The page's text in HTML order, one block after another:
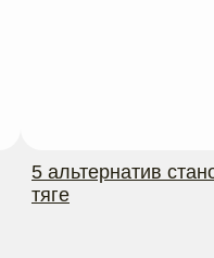
5 альтернатив
тяге